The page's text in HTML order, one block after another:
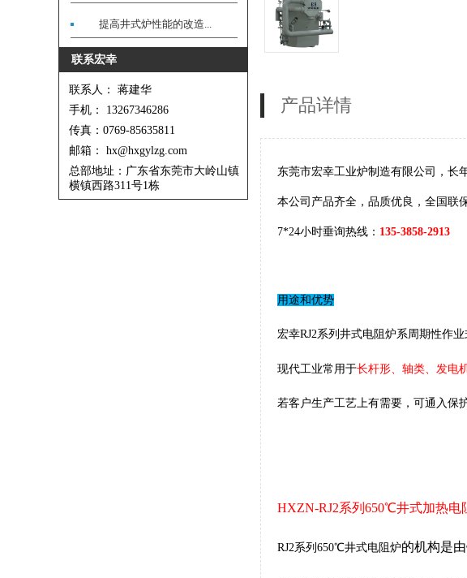
提高井式炉性能的改造...
联系宏幸
联系人： 蒋建华
手机： 13267346286
传真：0769-85635811
邮箱： hx@hxgylzg.com
总部地址：广东省东莞市大岭山镇
横镇西路311号1栋
产品详情
东莞市宏幸工业炉制造有限公司，长
本公司产品齐全，品质优良，全国联
7*24小时垂询热线： 135-3858-2913
用途和优势
宏幸RJ2系列井式电阻炉系周期性作
现代工业常用于长杆形、轴类、发电
若客户生产工艺上有需要，可通入保
HXZN-RJ2系列650℃井式加热电
RJ2系列650℃井式电阻炉的机构是